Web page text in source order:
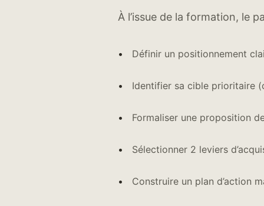
À l’issue de la formation, le
Définir un positionnement
Identifier sa cible prioritaire
Formaliser une proposition
Sélectionner 2 leviers
Construire un plan d’action